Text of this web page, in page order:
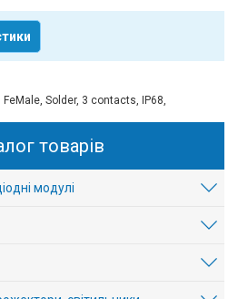
Solder, 3 contacts, IP68,
товарів
модулі